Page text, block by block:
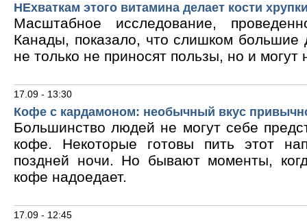
НЕхваткам этого витамина делает кости
Масштабное исследование,
Канады, показало, что слишком большие
не только не приносят пользы, но и могут
17.09 - 13:30
Кофе с кардамоном: необычный вкус
Большинство людей не могут себе
кофе. Некоторые готовы пить этот
поздней ночи. Но бывают моменты,
кофе надоедает.
17.09 - 12:45